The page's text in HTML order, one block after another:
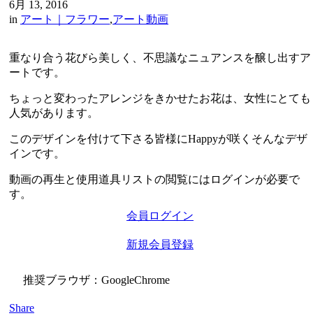
6月 13, 2016
in アート｜フラワー,アート動画
重なり合う花びら美しく、不思議なニュアンスを醸し出すア
ートです。
ちょっと変わったアレンジをきかせたお花は、女性にとても
人気があります。
このデザインを付けて下さる皆様にHappyが咲くそんなデザ
インです。
動画の再生と使用道具リストの閲覧にはログインが必要で
す。
会員ログイン
新規会員登録
推奨ブラウザ：GoogleChrome
Share